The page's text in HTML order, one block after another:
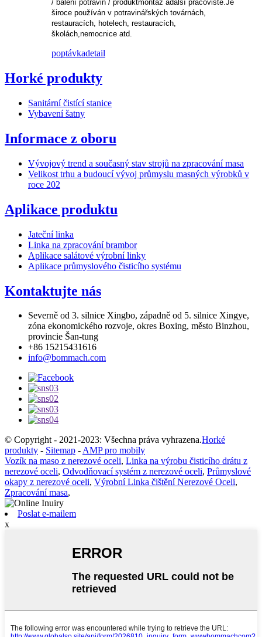
/ balení potravin / produktmontáž adalší pracoviště.Je
široce používán v potravinářských továrnách,
restauracích, hotelech, restauracích,
školách,nemocnice atd.
poptávkadetail
Horké produkty
Sanitární čistící stanice
Vybavení šatny
Informace z oboru
Vývojový trend a současný stav strojů na zpracování masa
Velikost trhu a budoucí vývoj průmyslu masných výrobků v
roce 202
Aplikace produktu
Jateční linka
Linka na zpracování brambor
Aplikace salátové výrobní linky
Aplikace průmyslového čisticího systému
Kontaktujte nás
Severně od 3. silnice Xingbo, západně od 5. silnice Xingye,
zóna ekonomického rozvoje, okres Boxing, město Binzhou,
provincie Šan-tung
+86 15215431616
info@bommach.com
© Copyright - 2021-2023: Všechna práva vyhrazena.Horké
produkty - Sitemap -AMP pro mobily
Vozík na maso z nerezové oceli, Linka na výrobu čisticího drátu z
nerezové oceli, Odvodňovací systém z nerezové oceli, Průmyslové
okapy z nerezové oceli, Výrobní Linka čištění Nerezové Oceli,
Zpracování masa,
Poslat e-mailem
x